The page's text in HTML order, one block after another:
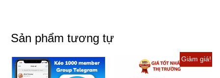
Sản phẩm tương tự
Giảm giá!